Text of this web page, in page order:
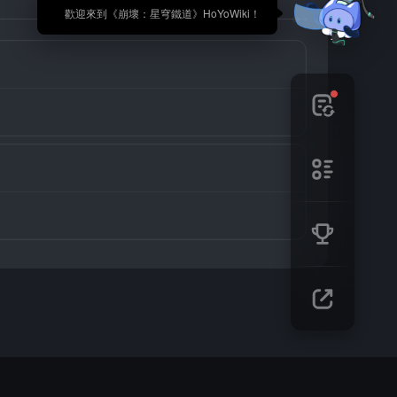
🎉 歡迎來到《崩壞：星穹鐵道》HoYoWiki！